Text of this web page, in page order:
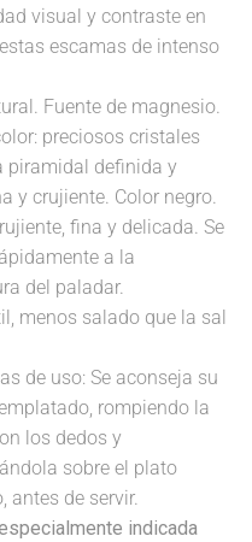
visual y contraste en
escamas de intenso
Fuente de magnesio.
preciosos cristales
piramidal definida y
y crujiente. Color negro.
fina y delicada. Se
a la
del paladar.
menos salado que la sal
de uso: Se aconseja su
rompiendo la
los dedos y
sobre el plato
antes de servir.
indicada